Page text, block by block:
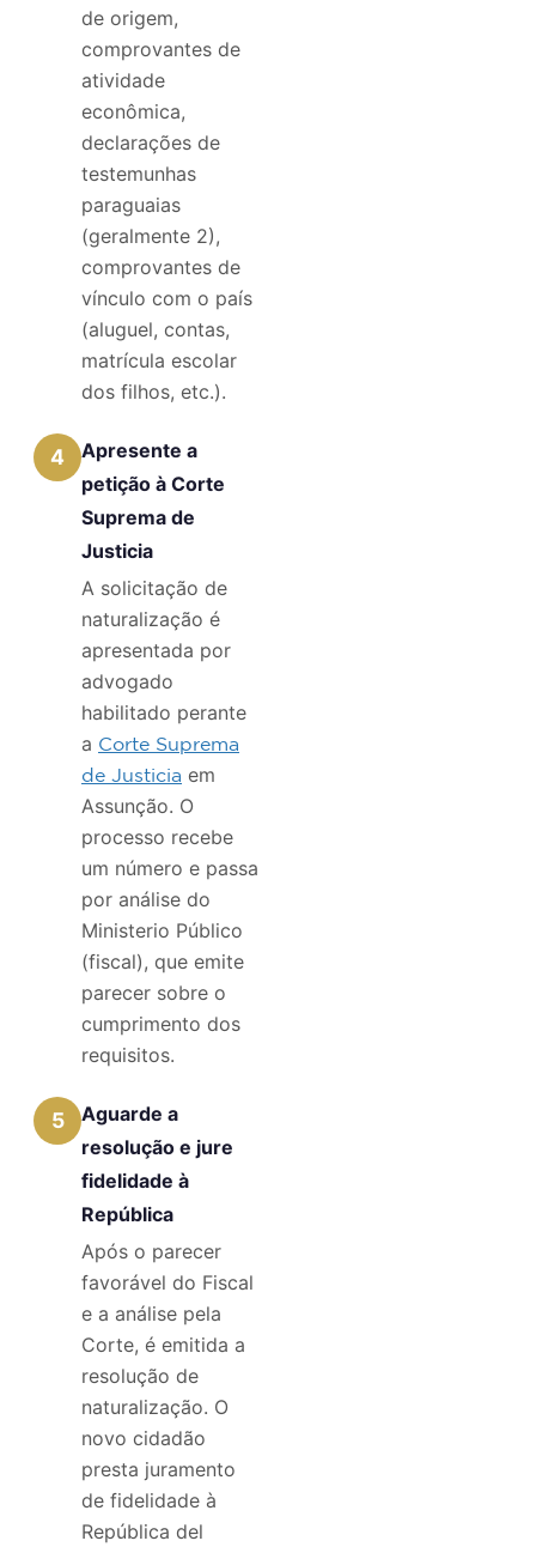
de origem,
comprovantes de
atividade
econômica,
declarações de
testemunhas
paraguaias
(geralmente 2),
comprovantes de
vínculo com o país
(aluguel, contas,
matrícula escolar
dos filhos, etc.).
4
Apresente a
petição à Corte
Suprema de
Justicia
A solicitação de
naturalização é
apresentada por
advogado
habilitado perante
a Corte Suprema
de Justicia em
Assunção. O
processo recebe
um número e passa
por análise do
Ministerio Público
(fiscal), que emite
parecer sobre o
cumprimento dos
requisitos.
5
Aguarde a
resolução e jure
fidelidade à
República
Após o parecer
favorável do Fiscal
e a análise pela
Corte, é emitida a
resolução de
naturalização. O
novo cidadão
presta juramento
de fidelidade à
República del